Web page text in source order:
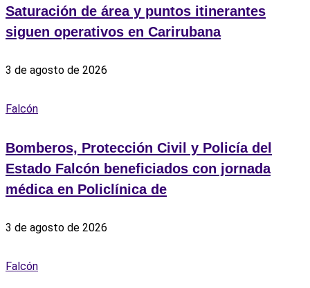
Saturación de área y puntos itinerantes
siguen operativos en Carirubana
3 de agosto de 2026
Falcón
Bomberos, Protección Civil y Policía del
Estado Falcón beneficiados con jornada
médica en Policlínica de
3 de agosto de 2026
Falcón